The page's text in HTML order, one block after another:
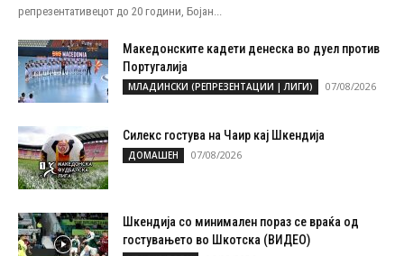
репрезентативецот до 20 години, Бојан...
Македонските кадети денеска во дуел против
Португалија
МЛАДИНСКИ (РЕПРЕЗЕНТАЦИИ | ЛИГИ) 07/08/2026
Силекс гостува на Чаир кај Шкендија
ДОМАШЕН 07/08/2026
Шкендија со минимален пораз се враќа од
гостувањето во Шкотска (ВИДЕО)